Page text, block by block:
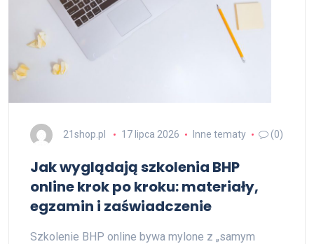
21shop.pl 17 lipca 2026 Inne tematy (0)
Jak wyglądają szkolenia BHP
online krok po kroku: materiały,
egzamin i zaświadczenie
Szkolenie BHP online bywa mylone z „samym